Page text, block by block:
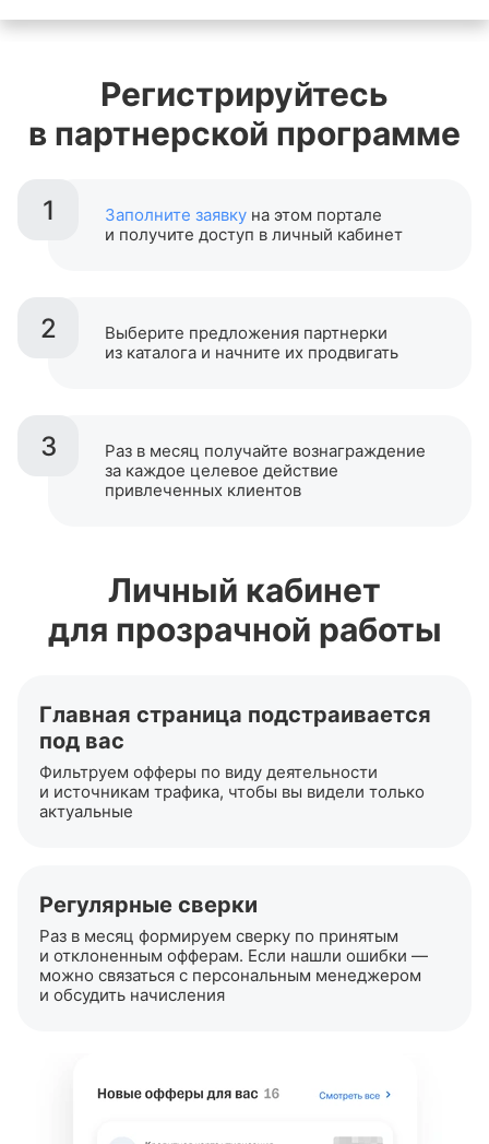
Регистрируйтесь
в партнерской программе
1 Заполните заявку на этом портале
и получите доступ в личный кабинет
2
Выберите предложения партнерки
из каталога и начните их продвигать
3
Раз в месяц получайте вознаграждение
за каждое целевое действие
привлеченных клиентов
Личный кабинет
для прозрачной работы
Главная страница подстраивается
под вас
Фильтруем офферы по виду деятельности
и источникам трафика, чтобы вы видели только
актуальные
Регулярные сверки
Раз в месяц формируем сверку по принятым
и отклоненным офферам. Если нашли ошибки —
можно связаться с персональным менеджером
и обсудить начисления